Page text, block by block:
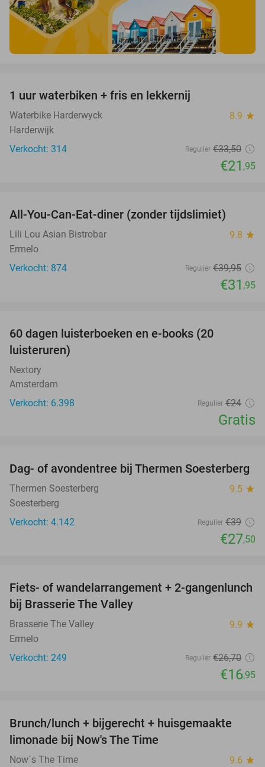
1 uur waterbiken + fris en lekkernij
Waterbike Harderwyck 8.9 star
Harderwijk
Verkocht: 314
Regulier €33,50
€21 ,95
All-You-Can-Eat-diner (zonder tijdslimiet)
Lili Lou Asian Bistrobar 9.8 star
Ermelo
Verkocht: 874
Regulier €39,95
€31 ,95
60 dagen luisterboeken en e-books (20
luisteruren)
Nextory
Amsterdam
Verkocht: 6.398
Regulier €24
Gratis
29%
Dag- of avondentree bij Thermen Soesterberg
Thermen Soesterberg 9.5 star
Soesterberg
Verkocht: 4.142
Regulier €39
€27,50
37%
Fiets- of wandelarrangement + 2-gangenlunch
bij Brasserie The Valley
Brasserie The Valley 9.9 star
Ermelo
Verkocht: 249
Regulier €26,70
€16,95
36%
Brunch/lunch + bijgerecht + huisgemaakte
limonade bij Now's The Time
Now´s The Time 9.6 star